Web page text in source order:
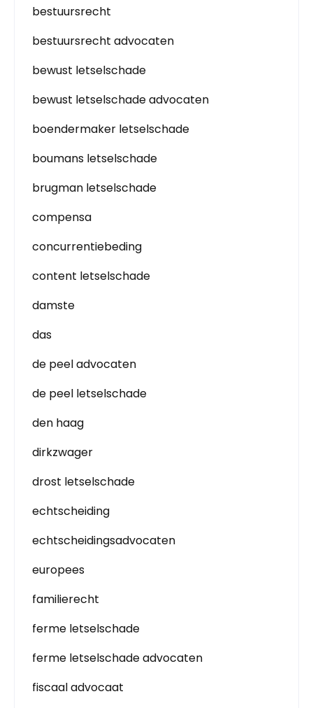
bestuursrecht
bestuursrecht advocaten
bewust letselschade
bewust letselschade advocaten
boendermaker letselschade
boumans letselschade
brugman letselschade
compensa
concurrentiebeding
content letselschade
damste
das
de peel advocaten
de peel letselschade
den haag
dirkzwager
drost letselschade
echtscheiding
echtscheidingsadvocaten
europees
familierecht
ferme letselschade
ferme letselschade advocaten
fiscaal advocaat